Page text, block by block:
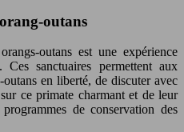
outans
outans est une expérience
sanctuaires permettent aux
en liberté, de discuter avec
ce primate charmant et de leur
de conservation des